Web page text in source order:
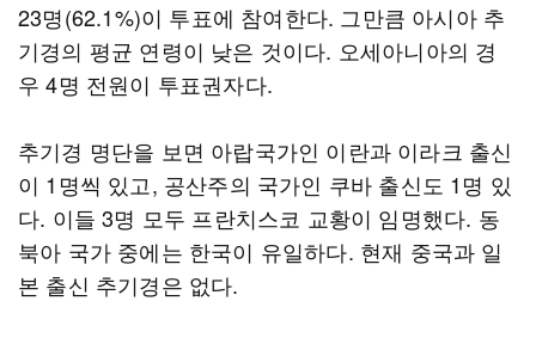
23명(62.1%)이 투표에 참여한다. 그만큼 아시아 추
기경의 평균 연령이 낮은 것이다. 오세아니아의 경
우 4명 전원이 투표권자다.
추기경 명단을 보면 아랍국가인 이란과 이라크 출신
이 1명씩 있고, 공산주의 국가인 쿠바 출신도 1명 있
다. 이들 3명 모두 프란치스코 교황이 임명했다. 동
북아 국가 중에는 한국이 유일하다. 현재 중국과 일
본 출신 추기경은 없다.